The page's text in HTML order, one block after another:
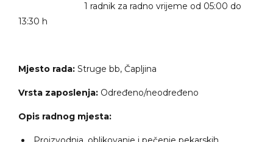
1 radnik za radno vrijeme od 05:00 do
13:30 h
Mjesto rada: Struge bb, Čapljina
Vrsta zaposlenja: Određeno/neodređeno
Opis radnog mjesta: